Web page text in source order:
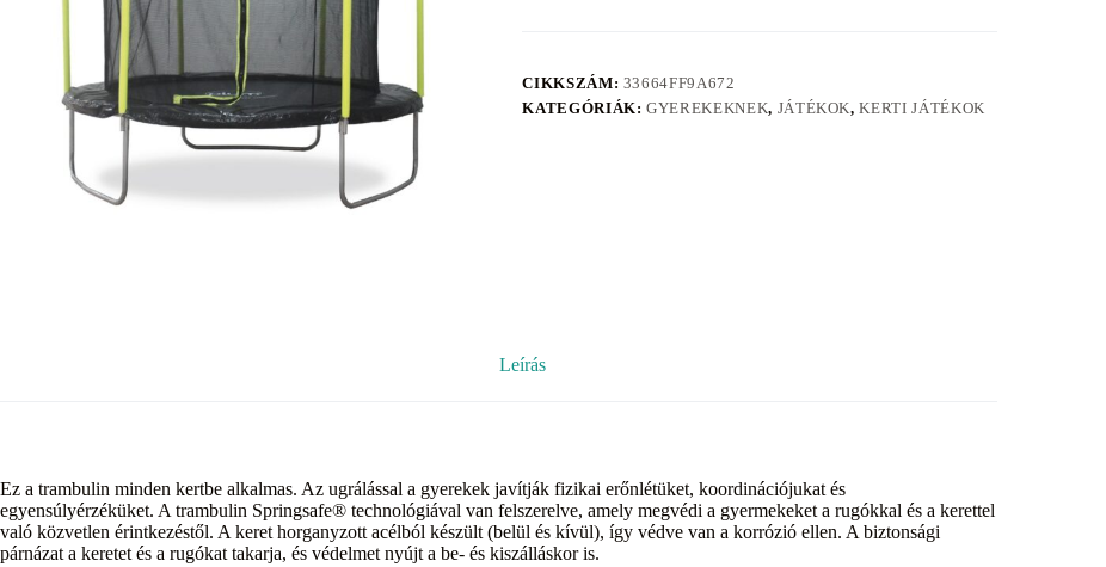
CIKKSZÁM: 33664FF9A672
KATEGÓRIÁK:GYEREKEKNEK, JÁTÉKOK,KERTI JÁTÉKOK
Leírás
Ez a trambulin minden kertbe alkalmas. Az ugrálással a gyerekek javítják fizikai erőnlétüket, koordinációjukat és
egyensúlyérzéküket. A trambulin Springsafe® technológiával van felszerelve, amely megvédi a gyermekeket a rugókkal és a kerettel
való közvetlen érintkezéstől. A keret horganyzott acélból készült (belül és kívül), így védve van a korrózió ellen. A biztonsági
párnázat a keretet és a rugókat takarja, és védelmet nyújt a be- és kiszálláskor is.